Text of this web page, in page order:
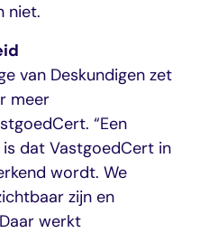
niet.
van Deskundigen zet
meer
“Een
dat VastgoedCert in
wordt. We
zijn en
werkt